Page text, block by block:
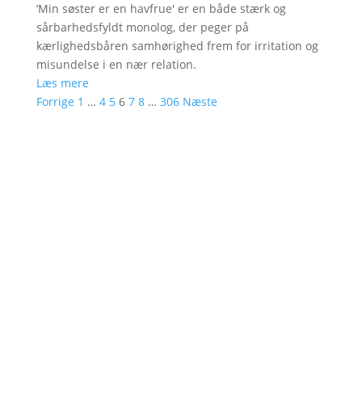
’Min søster er en havfrue' er en både stærk og
sårbarhedsfyldt monolog, der peger på
kærlighedsbåren samhørighed frem for irritation og
misundelse i en nær relation.
Læs mere
Forrige 1 … 4 5 6 7 8 … 306 Næste